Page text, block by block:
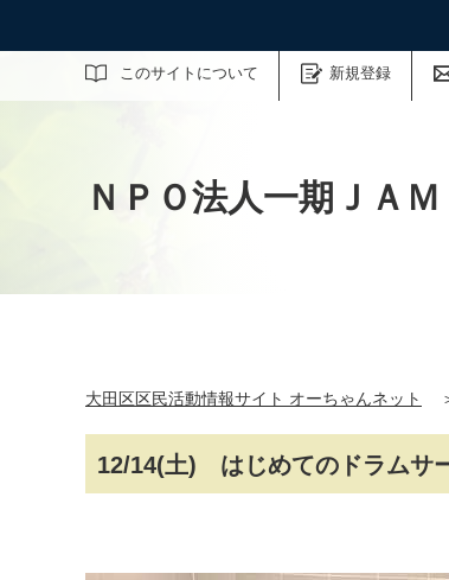
このサイトについて 新規登録
サイト内検索
ＮＰＯ法人一期ＪＡＭ
大田区区民活動情報サイト オーちゃんネット
12/14(土) はじめてのドラムサ